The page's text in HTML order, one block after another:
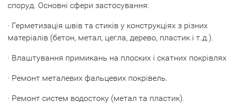
споруд. Основні сфери застосування:
· Герметизація швів та стиків у конструкціях з різних
матеріалів (бетон, метал, цегла, дерево, пластик і т.д.).
· Влаштування примикань на плоских і скатних
· Ремонт металевих фальцевих покрівель.
· Ремонт систем водостоку (метал та пластик).